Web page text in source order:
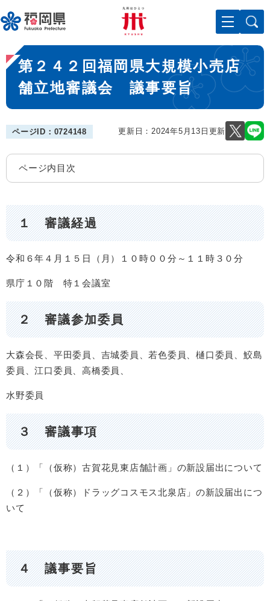
ー
ジ
先
頭
。
メニューを飛ばして本文へ
本
文
第２４２回福岡県大規模小売店
舗立地審議会 議事要旨
ページID：0724148 更新日：2024年5月13日更新
ページ内目次
１ 審議経過
令和６年４月１５日（月）１０時００分～１１時３０分
県庁１０階 特１会議室
２ 審議参加委員
大森会長、平田委員、吉城委員、若色委員、樋口委員、鮫島
委員、江口委員、高橋委員、
水野委員
３ 審議事項
（１）「（仮称）古賀花見東店舗計画」の新設届出について
（２）「（仮称）ドラッグコスモス北泉店」の新設届出につ
いて
４ 議事要旨